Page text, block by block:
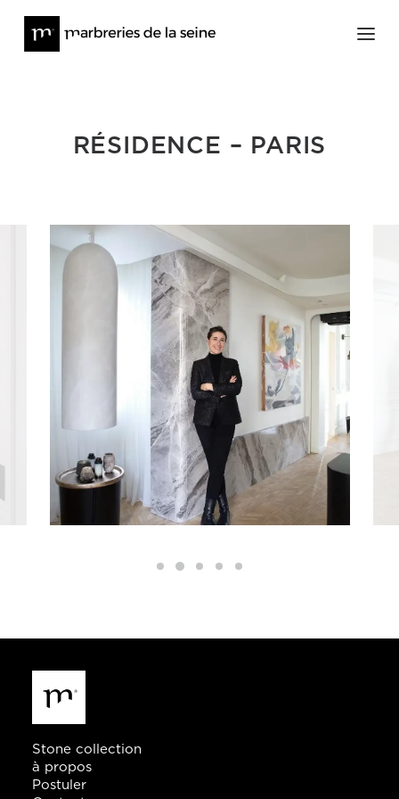
Meubles et Objets d’Art
News
Contact
Stock en ligne
@lesmarbreriesdelaseine_
@meditions_
RÉSIDENCE – PARIS
Stone collection
à propos
Postuler